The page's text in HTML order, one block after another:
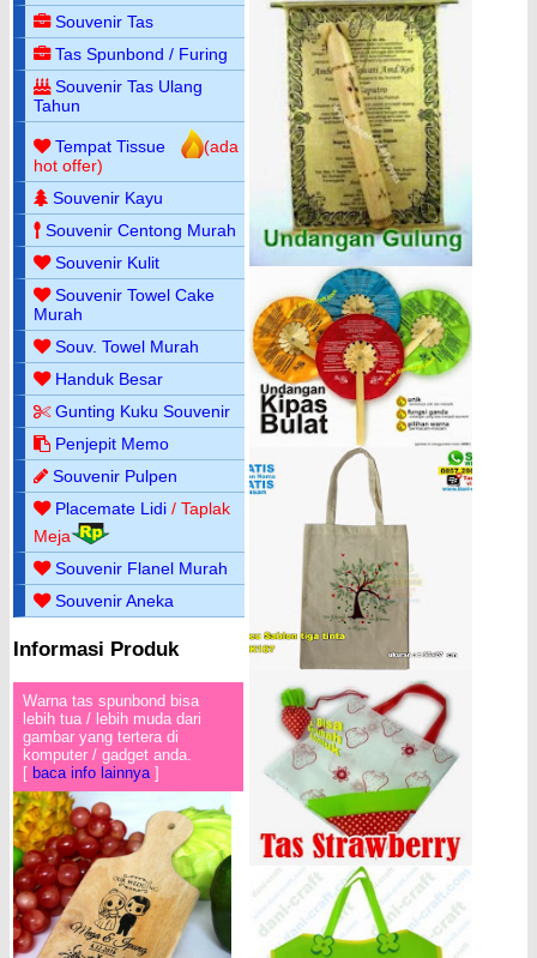
Souvenir Tas
Tas Spunbond / Furing
Souvenir Tas Ulang
Tahun
Tempat Tissue
(ada
hot offer)
Souvenir Kayu
Souvenir Centong Murah
Souvenir Kulit
Souvenir Towel Cake
Murah
Souv. Towel Murah
Handuk Besar
Gunting Kuku Souvenir
Penjepit Memo
Souvenir Pulpen
Placemate Lidi / Taplak
Meja
Souvenir Flanel Murah
Souvenir Aneka
Informasi Produk
Warna tas spunbond bisa
lebih tua / lebih muda dari
gambar yang tertera di
komputer / gadget anda.
[ baca info lainnya ]